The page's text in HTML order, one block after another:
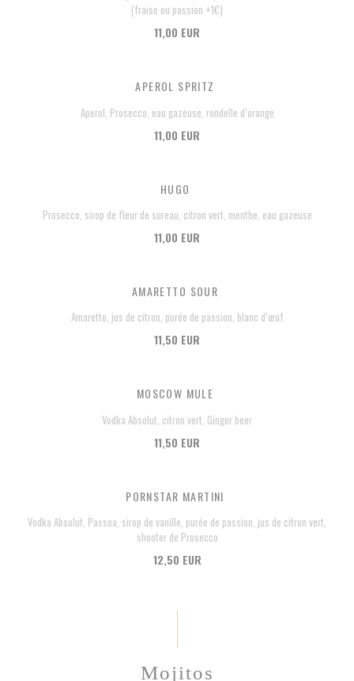
(fraise ou passion +1€)
11,00 EUR
APEROL SPRITZ
Aperol, Prosecco, eau gazeuse, rondelle d’orange
11,00 EUR
HUGO
Prosecco, sirop de fleur de sureau, citron vert, menthe, eau gazeuse
11,00 EUR
AMARETTO SOUR
Amaretto, jus de citron, purée de passion, blanc d’œuf
11,50 EUR
MOSCOW MULE
Vodka Absolut, citron vert, Ginger beer
11,50 EUR
PORNSTAR MARTINI
Vodka Absolut, Passoa, sirop de vanille, purée de passion, jus de citron vert,
shooter de Prosecco
12,50 EUR
Mojitos